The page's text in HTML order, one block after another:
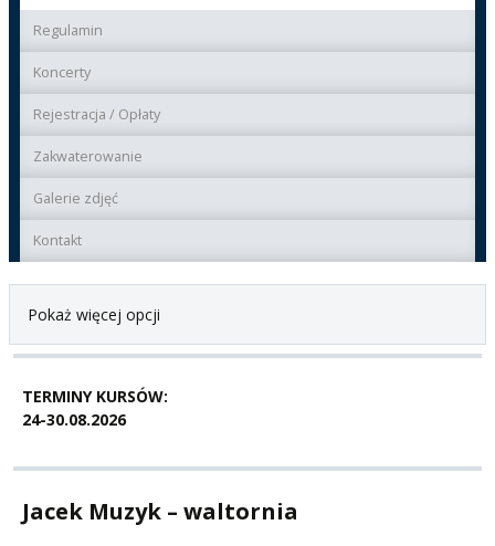
Regulamin
Koncerty
Rejestracja / Opłaty
Zakwaterowanie
Galerie zdjęć
Kontakt
Pokaż więcej opcji
TERMINY KURSÓW:
24-30.08.2026
Jacek Muzyk – waltornia